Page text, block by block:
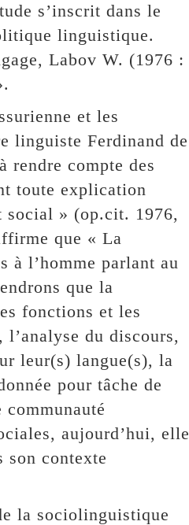
s’inscrit dans le
linguistique.
Labov W. (1976 :
et les
linguiste Ferdinand de
rendre compte des
toute explication
social » (op.cit. 1976,
que « La
à l’homme parlant au
que la
fonctions et les
du discours,
leur(s) langue(s), la
pour tâche de
aujourd’hui, elle
son contexte
la sociolinguistique